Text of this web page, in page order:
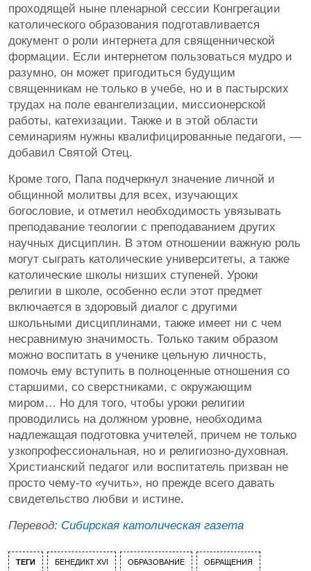
проходящей ныне пленарной сессии Конгрегации
католического образования подготавливается
документ о роли интернета для священнической
формации. Если интернетом пользоваться мудро и
разумно, он может пригодиться будущим
священникам не только в учебе, но и в пастырских
трудах на поле евангелизации, миссионерской
работы, катехизации. Также и в этой области
семинариям нужны квалифицированные педагоги, —
добавил Святой Отец.
Кроме того, Папа подчеркнул значение личной и
общинной молитвы для всех, изучающих
богословие, и отметил необходимость увязывать
преподавание теологии с преподаванием других
научных дисциплин. В этом отношении важную роль
могут сыграть католические университеты, а также
католические школы низших ступеней. Уроки
религии в школе, особенно если этот предмет
включается в здоровый диалог с другими
школьными дисциплинами, также имеет ни с чем
несравнимую значимость. Только таким образом
можно воспитать в ученике цельную личность,
помочь ему вступить в полноценные отношения со
старшими, со сверстниками, с окружающим
миром… Но для того, чтобы уроки религии
проводились на должном уровне, необходима
надлежащая подготовка учителей, причем не только
узкопрофессиональная, но и религиозно-духовная.
Христианский педагог или воспитатель призван не
просто чему-то «учить», но прежде всего давать
свидетельство любви и истине.
Перевод: Сибирская католическая газета
ТЕГИ БЕНЕДИКТ XVI ОБРАЗОВАНИЕ ОБРАЩЕНИЯ